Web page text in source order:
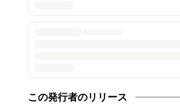
この発行者のリリース